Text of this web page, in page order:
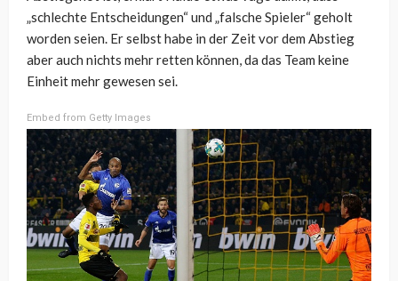
„schlechte Entscheidungen“ und „falsche Spieler“ geholt
worden seien. Er selbst habe in der Zeit vor dem Abstieg
aber auch nichts mehr retten können, da das Team keine
Einheit mehr gewesen sei.
Embed from Getty Images